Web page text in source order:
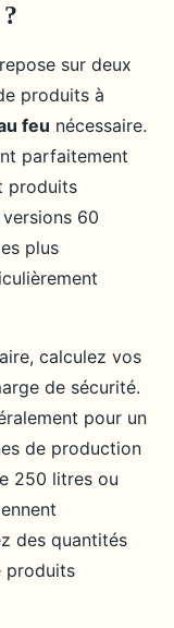
sur deux
produits à
feu nécessaire.
parfaitement
produits
60
plus
calculez vos
de sécurité.
pour un
de production
250 litres ou
des quantités
produits